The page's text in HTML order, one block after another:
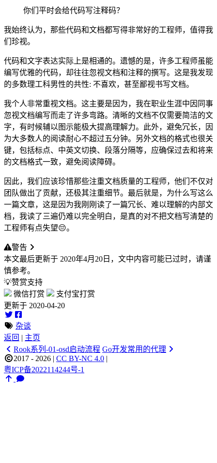
你们平时会给代码写注释码？
我始终认为，那些代码和文档都写得非常好的工程师，值得我
们珍视。
代码和文字表达实际上是相通的。遗憾的是，许多工程师虽能
编写优雅的代码，却往往忽视文档和注释的撰写。这是我发现
的多数理工科男性的共性: 不喜欢，甚至鄙视书写文档。
我个人非常重视文档。这主要是因为，我在职业生涯中因同事
忽视文档编写而走了许多弯路。清晰的文档不仅需要简洁的文
字，有时候辅以图示能极大提高理解力。此外，避免冗长，因
为大多数人的阅读耐心不超过五分钟。另外文档的格式也很关
键，包括标点、中英文切换、段落分隔等，应确保过去和将来
的文档格式一致，避免阅读障碍。
因此，我们应该珍惜那些注重文档质量的工程师，他们不仅对
团队做出了贡献，还极其注重细节。最后就是，为什么写这么
一篇文章，这是因为我刚刚读了一篇冗长、难以理解的内部文
档，我读了三遍仍难以完全明白，是真的对不把文档写清楚的
工程师有点失望😔。
警告
本文最后更新于 2020年4月20日 ，文中内容可能已过时，请谨
慎参考。
💡赞赏支持
微信打赏
支付宝打赏
更新于 2020-04-20
杂谈
返回 | 主页
Rook系列-01-osd启动流程 Go开发常用的代理
2017 - 2026 | CC BY-NC 4.0 |
粤ICP备2022114244号-1